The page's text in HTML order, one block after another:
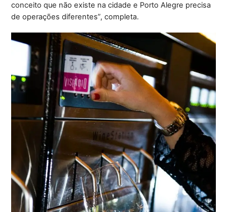
conceito que não existe na cidade e Porto Alegre precisa
de operações diferentes”, completa.